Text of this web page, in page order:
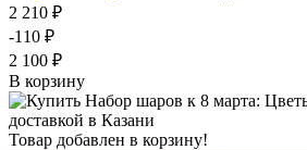
2 210 ₽
-110 ₽
2 100 ₽
В корзину
Товар добавлен в корзину!